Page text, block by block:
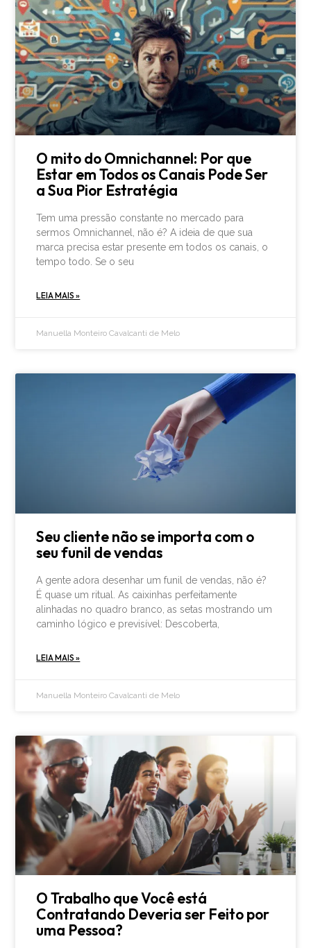
O mito do Omnichannel: Por que
Estar em Todos os Canais Pode Ser
a Sua Pior Estratégia
Tem uma pressão constante no mercado para
sermos Omnichannel, não é? A ideia de que sua
marca precisa estar presente em todos os canais, o
tempo todo. Se o seu
LEIA MAIS »
Manuella Monteiro Cavalcanti de Melo
Seu cliente não se importa com o
seu funil de vendas
A gente adora desenhar um funil de vendas, não é?
É quase um ritual. As caixinhas perfeitamente
alinhadas no quadro branco, as setas mostrando um
caminho lógico e previsível: Descoberta,
LEIA MAIS »
Manuella Monteiro Cavalcanti de Melo
O Trabalho que Você está
Contratando Deveria ser Feito por
uma Pessoa?